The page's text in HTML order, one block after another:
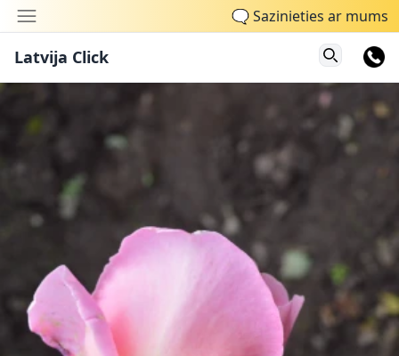
🗨Sazinieties ar mums
Latvija Click
Search